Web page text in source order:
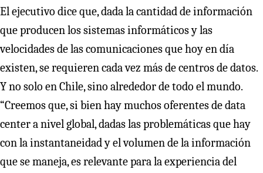
El ejecutivo dice que, dada la cantidad de información
que producen los sistemas informáticos y las
velocidades de las comunicaciones que hoy en día
existen, se requieren cada vez más de centros de datos.
Y no solo en Chile, sino alrededor de todo el mundo.
“Creemos que, si bien hay muchos oferentes de data
center a nivel global, dadas las problemáticas que hay
con la instantaneidad y el volumen de la información
que se maneja, es relevante para la experiencia del